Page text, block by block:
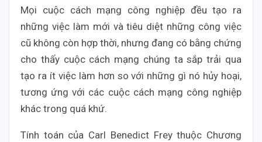
Mọi cuộc cách mạng công nghiệp đều tạo ra
những việc làm mới và tiêu diệt những công việc
cũ không còn hợp thời, nhưng đang có bằng chứng
cho thấy cuộc cách mạng chúng ta sắp trải qua
tạo ra ít việc làm hơn so với những gì nó hủy hoại,
tương ứng với các cuộc cách mạng công nghiệp
khác trong quá khứ.
Tính toán của Carl Benedict Frey thuộc Chương